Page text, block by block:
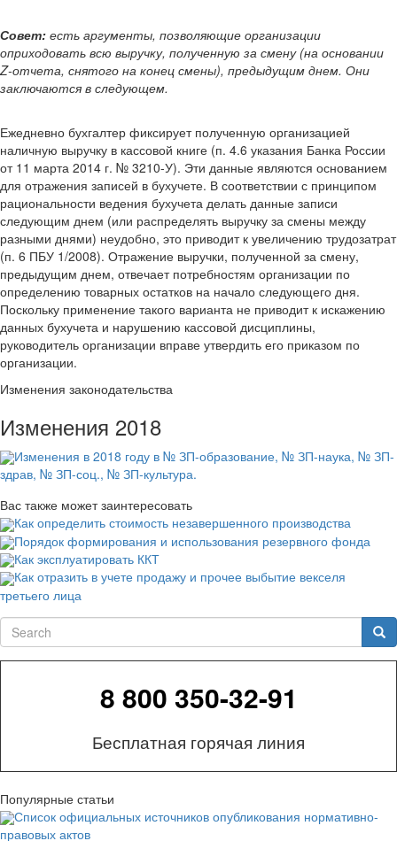
Совет: есть аргументы, позволяющие организации
оприходовать всю выручку, полученную за смену (на основании
Z-отчета, снятого на конец смены), предыдущим днем. Они
заключаются в следующем.
Ежедневно бухгалтер фиксирует полученную организацией
наличную выручку в кассовой книге (п. 4.6 указания Банка России
от 11 марта 2014 г. № 3210-У). Эти данные являются основанием
для отражения записей в бухучете. В соответствии с принципом
рациональности ведения бухучета делать данные записи
следующим днем (или распределять выручку за смены между
разными днями) неудобно, это приводит к увеличению трудозатрат
(п. 6 ПБУ 1/2008). Отражение выручки, полученной за смену,
предыдущим днем, отвечает потребностям организации по
определению товарных остатков на начало следующего дня.
Поскольку применение такого варианта не приводит к искажению
данных бухучета и нарушению кассовой дисциплины,
руководитель организации вправе утвердить его приказом по
организации.
Изменения законодательства
Изменения 2018
Изменения в 2018 году в № ЗП-образование, № ЗП-наука, № ЗП-
здрав, № ЗП-соц., № ЗП-культура.
Вас также может заинтересовать
Как определить стоимость незавершенного производства
Порядок формирования и использования резервного фонда
Как эксплуатировать ККТ
Как отразить в учете продажу и прочее выбытие векселя
третьего лица
Search
8 800 350-32-91
Бесплатная горячая линия
Популярные статьи
Список официальных источников опубликования нормативно-
правовых актов